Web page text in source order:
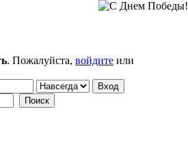
. Пожалуйста, войдите или